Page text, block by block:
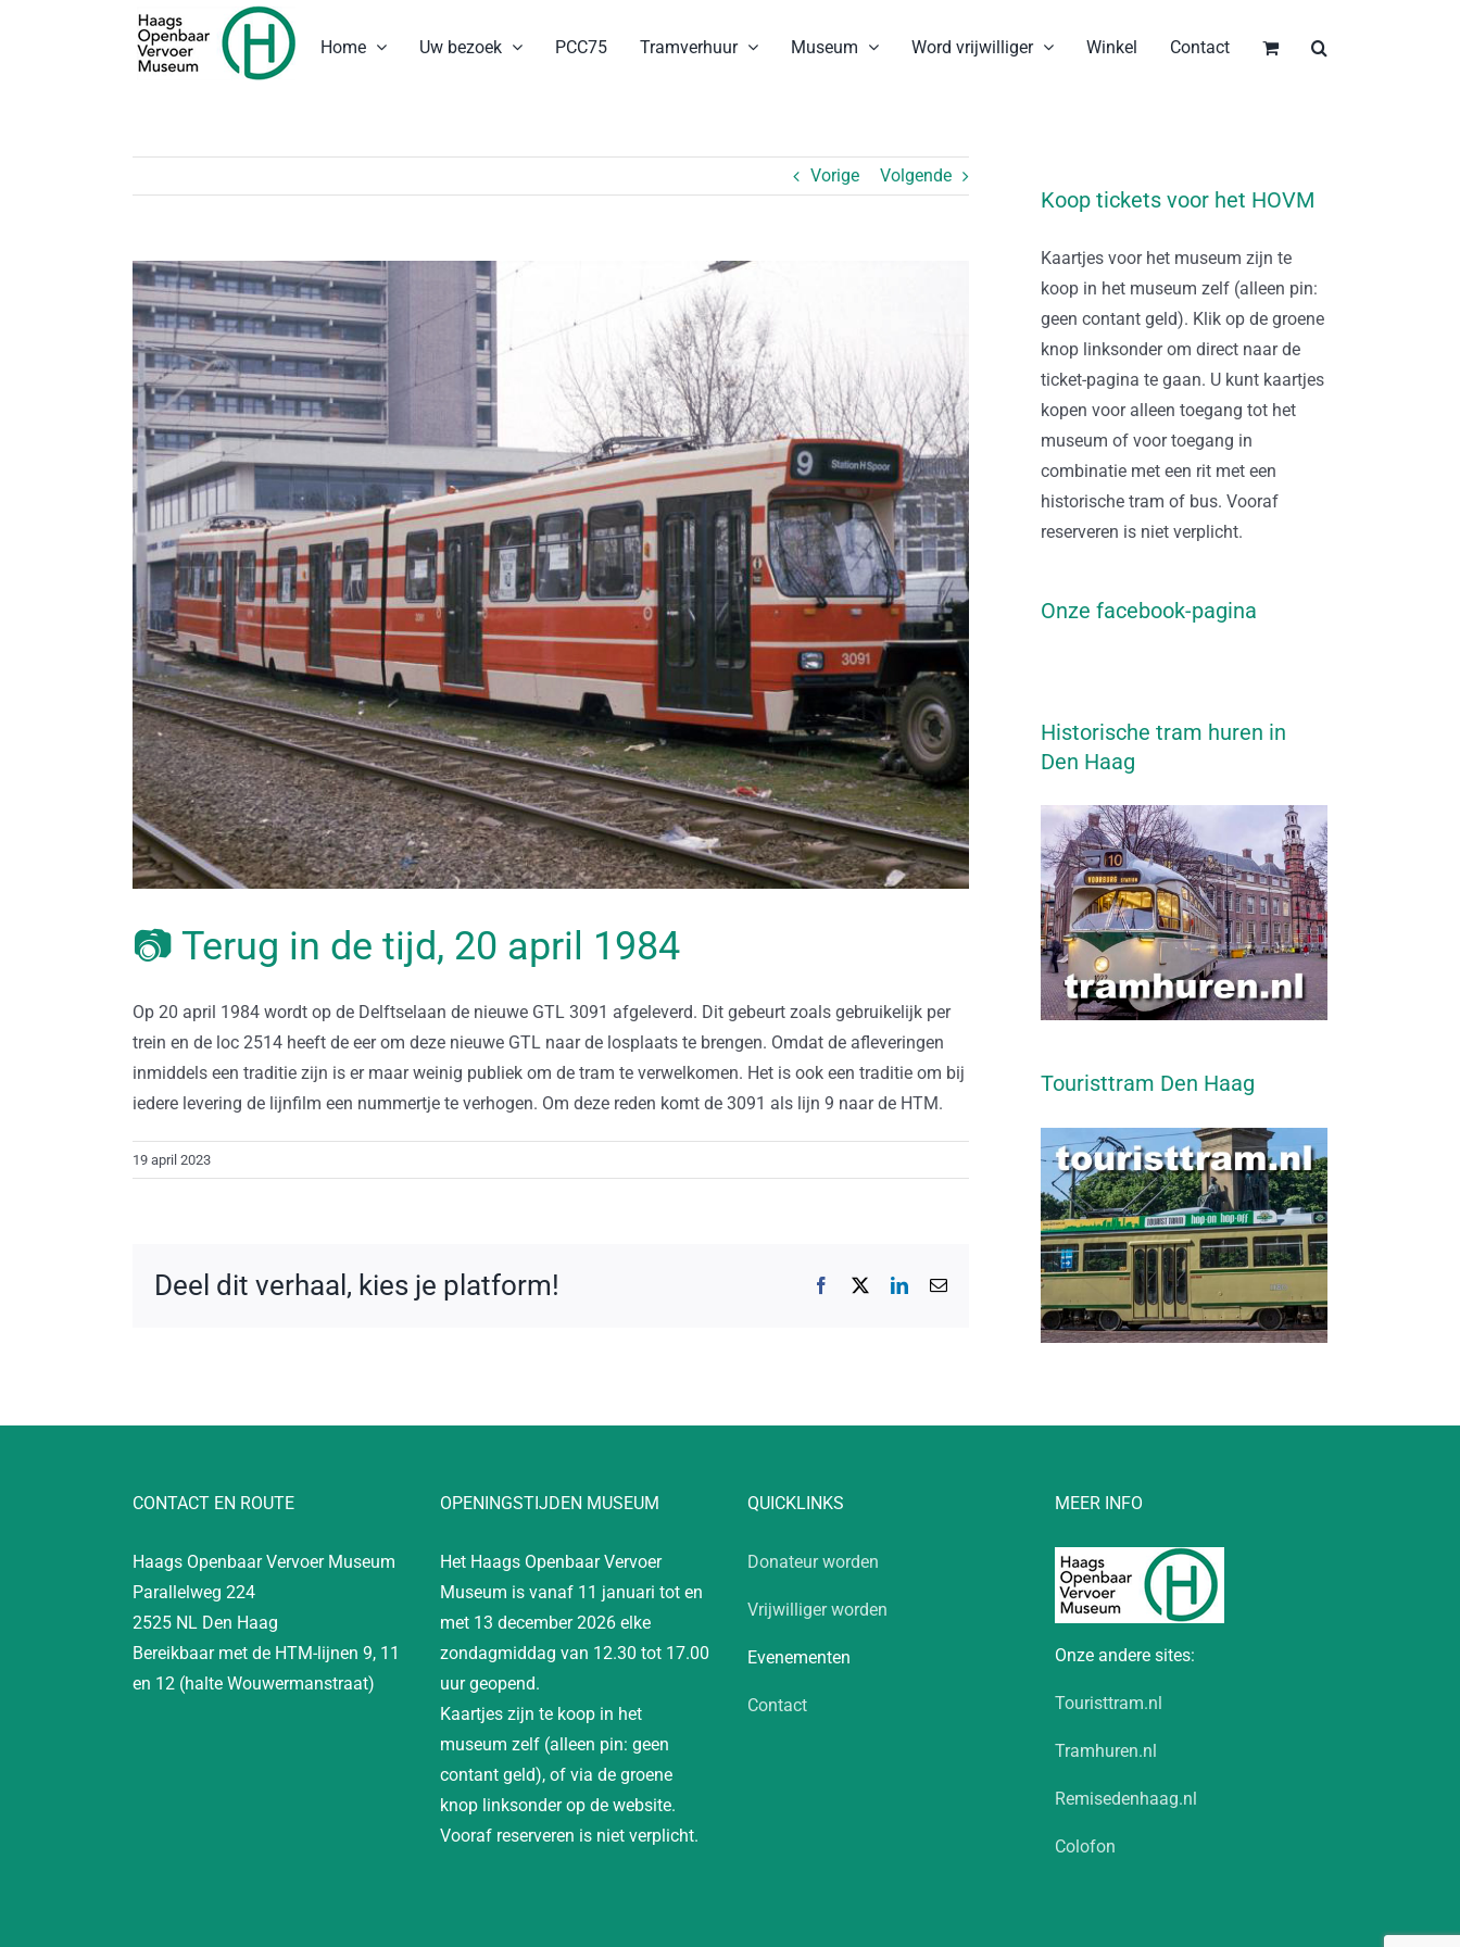
Home Uw bezoek PCC75 Tramverhuur Museum Word vrijwilliger Winkel Contact
Vorige Volgende
Bekijk
grotere
afbeelding
📷 Terug in de tijd, 20 april 1984
Op 20 april 1984 wordt op de Delftselaan de nieuwe GTL 3091 afgeleverd. Dit gebeurt zoals gebruikelijk per
trein en de loc 2514 heeft de eer om deze nieuwe GTL naar de losplaats te brengen. Omdat de afleveringen
inmiddels een traditie zijn is er maar weinig publiek om de tram te verwelkomen. Het is ook een traditie om bij
iedere levering de lijnfilm een nummertje te verhogen. Om deze reden komt de 3091 als lijn 9 naar de HTM.
19 april 2023
Deel dit verhaal, kies je platform! Facebook LinkedIn
E-
Koop tickets voor het HOVM
Kaartjes voor het museum zijn te
koop in het museum zelf (alleen pin:
geen contant geld). Klik op de groene
knop linksonder om direct naar de
ticket-pagina te gaan. U kunt kaartjes
kopen voor alleen toegang tot het
museum of voor toegang in
combinatie met een rit met een
historische tram of bus. Vooraf
reserveren is niet verplicht.
Onze facebook-pagina
Historische tram huren in
Den Haag
Touristtram Den Haag
CONTACT EN ROUTE
Haags Openbaar Vervoer Museum
Parallelweg 224
2525 NL Den Haag
Bereikbaar met de HTM-lijnen 9, 11
en 12 (halte Wouwermanstraat)
OPENINGSTIJDEN MUSEUM
Het Haags Openbaar Vervoer
Museum is vanaf 11 januari tot en
met 13 december 2026 elke
zondagmiddag van 12.30 tot 17.00
uur geopend.
Kaartjes zijn te koop in het
museum zelf (alleen pin: geen
contant geld), of via de groene
knop linksonder op de website.
Vooraf reserveren is niet verplicht.
QUICKLINKS
Donateur worden
Vrijwilliger worden
Evenementen
Contact
MEER INFO
Onze andere sites:
Touristtram.nl
Tramhuren.nl
Remisedenhaag.nl
Colofon